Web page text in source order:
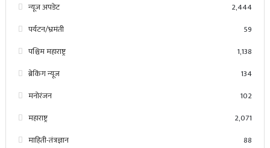
न्यूज अपडेट
2,444
पर्यटन/भ्रमंती
59
पश्चिम महाराष्ट्र
1,138
ब्रेकिंग न्यूज
134
मनोरंजन
102
महाराष्ट्र
2,071
माहिती-तंत्रज्ञान
88